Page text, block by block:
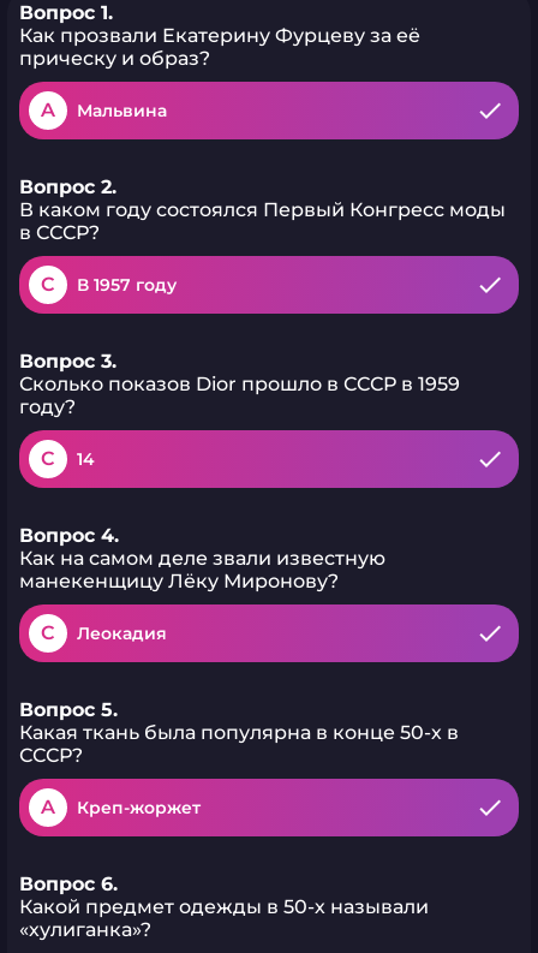
Вопрос 1.
Как прозвали Екатерину Фурцеву за её
прическу и образ?
A Мальвина
Вопрос 2.
В каком году состоялся Первый Конгресс моды
в СССР?
C В 1957 году
Вопрос 3.
Сколько показов Dior прошло в СССР в 1959
году?
C 14
Вопрос 4.
Как на самом деле звали известную
манекенщицу Лёку Миронову?
C Леокадия
Вопрос 5.
Какая ткань была популярна в конце 50-х в
СССР?
A Креп-жоржет
Вопрос 6.
Какой предмет одежды в 50-х называли
«хулиганка»?